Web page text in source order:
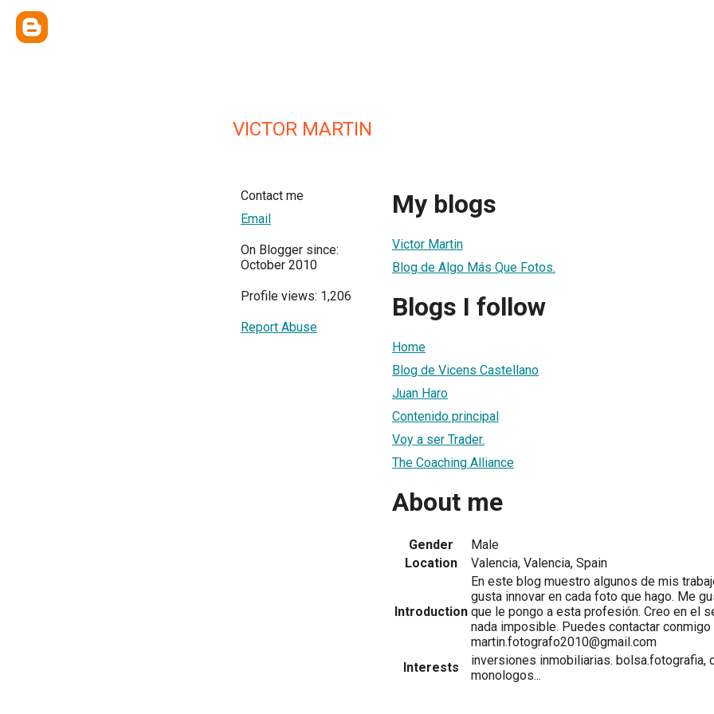
VICTOR MARTIN
Contact me
Email
On Blogger since:
October 2010
Profile views: 1,206
Report Abuse
My blogs
Victor Martin
Blog de Algo Más Que Fotos.
Blogs I follow
Home
Blog de Vicens Castellano
Juan Haro
Contenido principal
Voy a ser Trader.
The Coaching Alliance
About me
Gender
Male
Location
Valencia, Valencia, Spain
Introduction
En este blog muestro algunos de mis
gusta innovar en cada foto que hago. Me
que le pongo a esta profesión. Creo en el
nada imposible. Puedes contactar conmigo
martin.fotografo2010@gmail.com
Interests
inversiones inmobiliarias. bolsa.fotografia,
monologos...